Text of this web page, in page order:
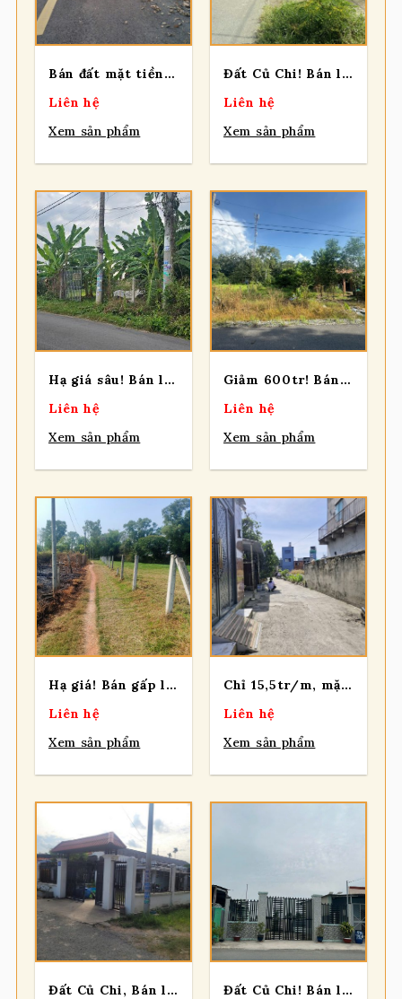
Bán đất mặt tiền Đường 492, mặt tiền 24m, tổng 690m2 có 300m2 thổ, Xã Nhuận Đức (mới).
Liên hệ
Xem sản phẩm
Đất Củ Chi! Bán lô đất vườn 2 mt đường nhựa Tăng Thị Hội, dt 4917m, Xã An Nhơn Tây.
Liên hệ
Xem sản phẩm
Hạ giá sâu! Bán lô đất mt đường Trần Quang Đạo, dt 410m, 200m thổ, xã Tân Thông Hội.
Liên hệ
Xem sản phẩm
Giảm 600tr! Bán lô đất mt đường Đỗ Thị Nam, dt 761,5m, 300m thổ, xã An Nhơn Tây.
Liên hệ
Xem sản phẩm
Hạ giá! Bán gấp lô đất vườn đường xe oto tận nơi, diện tích 512m2, xã Nhuận Đức
Liên hệ
Xem sản phẩm
Chỉ 15,5tr/m, mặt tiền lên đến 48,8m, diện tích 1.788m2, có 500m2 thổ – 1 sẹc Ngắn Xuân Thới 3 – cách chỉ 50m, Xã Xuân Thới Sơn (mới).
Liên hệ
Xem sản phẩm
Đất Củ Chi, Bán lô đất đường nhựa Nguyễn Thị Nghiêm, dt 411m, có 102m thổ, xã Bình Mỹ.
Đất Củ Chi! Bán lô đất mt đường BA SA, dt 226,3m, Full thổ, xã Phước Hiệp (cũ).